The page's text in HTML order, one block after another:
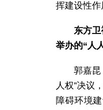
挥建设性作
东方
举办的“人
郭嘉
人权”决议
障碍环境